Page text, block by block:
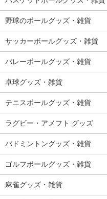
野球のボールグッズ・雑貨
サッカーボールグッズ・雑貨
バレーボールグッズ・雑貨
卓球グッズ・雑貨
テニスボールグッズ・雑貨
ラグビー・アメフト グッズ
バドミントングッズ・雑貨
ゴルフボールグッズ・雑貨
麻雀グッズ・雑貨